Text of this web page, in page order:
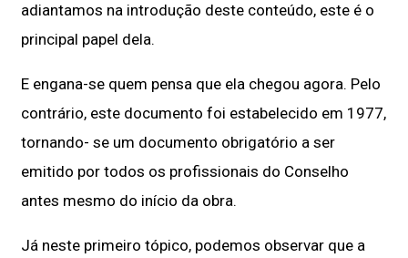
adiantamos na introdução deste conteúdo, este é o
principal papel dela.
E engana-se quem pensa que ela chegou agora. Pelo
contrário, este documento foi estabelecido em 1977,
tornando- se um documento obrigatório a ser
emitido por todos os profissionais do Conselho
antes mesmo do início da obra.
Já neste primeiro tópico, podemos observar que a